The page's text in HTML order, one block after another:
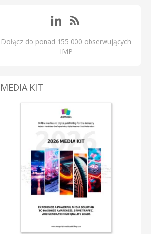
Dołącz do ponad 155 000 obserwujących
IMP
MEDIA KIT